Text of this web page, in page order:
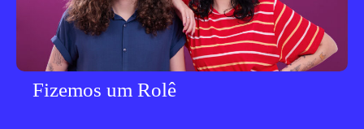
Fizemos um Rolê